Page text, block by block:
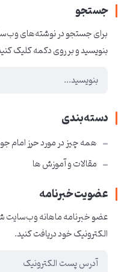
جستجو
برای جستجو در نوشته‌های
بنویسید و بر روی دکمه کلیک
دسته‌بندی
همه چیز در مورد حرز امام
مقالات و آموزش ها
عضویت خبرنامه
عضو خبرنامه ماهانه وب‌سایت
الکترونیک خود دریافت کنید.